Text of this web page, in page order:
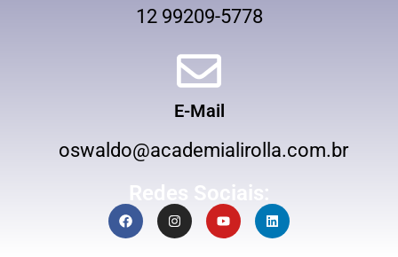
12 99209-5778
E-Mail
oswaldo@academialirolla.com.br
Redes Sociais: